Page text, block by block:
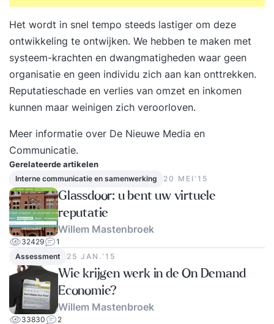
Het wordt in snel tempo steeds lastiger om deze
ontwikkeling te ontwijken. We hebben te maken met
systeem-krachten en dwangmatigheden waar geen
organisatie en geen individu zich aan kan onttrekken.
Reputatieschade en verlies van omzet en inkomen
kunnen maar weinigen zich veroorloven.
Meer informatie over De Nieuwe Media en
Communicatie.
Gerelateerde artikelen
Interne communicatie en samenwerking 20 MEI‘15
Glassdoor: u bent uw virtuele
reputatie
Willem Mastenbroek
32429
1
Assessment
25 JAN.‘15
Wie krijgen werk in de On Demand
Economie?
Willem Mastenbroek
33830
2